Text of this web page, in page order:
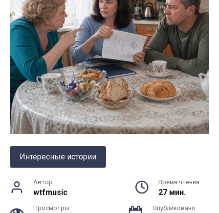
Интересные истории
Автор
wtfmusic
Время чтения
27 мин.
Просмотры Опубликовано